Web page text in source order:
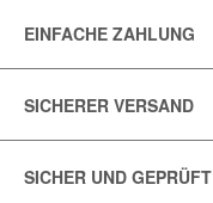
EINFACHE ZAHLUNG
SICHERER VERSAND
SICHER UND GEPRÜFT